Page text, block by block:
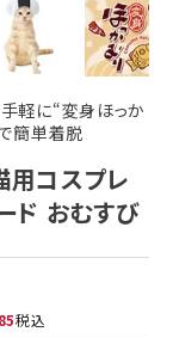
軽に“変身ほっか
簡単着脱
用コスプレ
ド おむすび
税込